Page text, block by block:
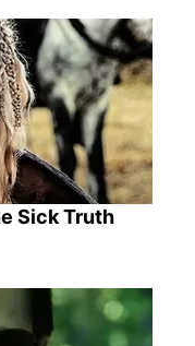
Sick Truth